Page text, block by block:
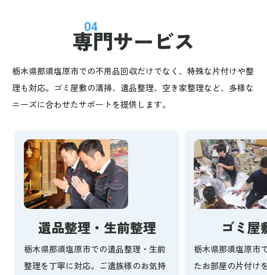
04
専門サービス
栃木県那須塩原市での不用品回収だけでなく、特殊な片付けや整
理も対応。ゴミ屋敷の清掃、遺品整理、空き家整理など、多様な
ニーズに合わせたサポートを提供します。
遺品整理・生前整理
栃木県那須塩原市での遺品整理・生前
整理を丁寧に対応。ご遺族様のお気持
ゴミ屋
栃木県那須塩原市
たお部屋の片付け